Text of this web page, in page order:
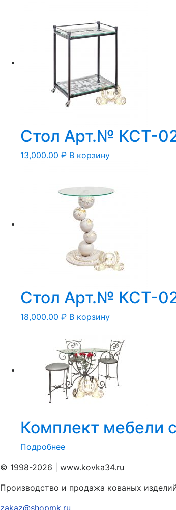
Стол Арт.№ КСТ-
13,000.00 ₽ В корзину
Стол Арт.№ КСТ-
18,000.00 ₽ В корзину
Комплект мебели
Подробнее
© 1998-2026 | www.kovka34.ru
Производство и продажа кованых
zakaz@shopmk.ru